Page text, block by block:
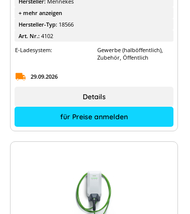
+ mehr anzeigen
Hersteller-Typ: 18566
Art. Nr.: 4102
E-Ladesystem:
Gewerbe (halböffentlich),
Zubehör, Öffentlich
29.09.2026
für Preise anmelden
Details